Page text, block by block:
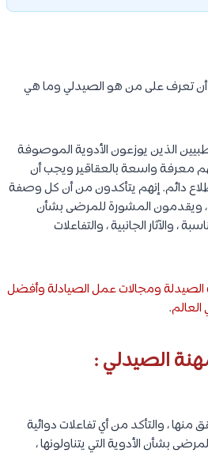
أن تعرف على من هو الصيدلي وما هي
الذين يوزعون الأدوية الموصوفة
معرفة واسعة بالعقاقير ويجب أن
دائم. إنهم يتأكدون من أن كل وصفة
، ويقدمون المشورة للمرضى بشأن
، والآثار الجانبية ، والتفاعلات
ومجالات عمل الصيادلة وأفضل
.
الصيدلي :
منها ، والتأكد من أي تفاعلات دوائية
بشأن الأدوية التي يتناولونها ،